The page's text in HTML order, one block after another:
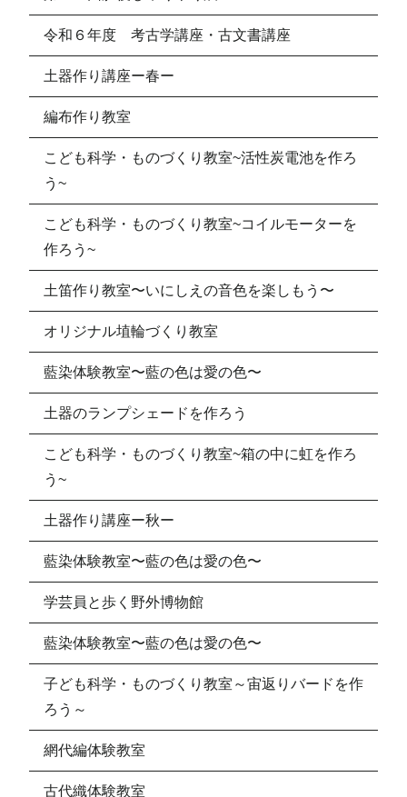
令和６年度 考古学講座・古文書講座
土器作り講座ー春ー
編布作り教室
こども科学・ものづくり教室~活性炭電池を作ろ
う~
こども科学・ものづくり教室~コイルモーターを
作ろう~
土笛作り教室〜いにしえの音色を楽しもう〜
オリジナル埴輪づくり教室
藍染体験教室〜藍の色は愛の色〜
土器のランプシェードを作ろう
こども科学・ものづくり教室~箱の中に虹を作ろ
う~
土器作り講座ー秋ー
藍染体験教室〜藍の色は愛の色〜
学芸員と歩く野外博物館
藍染体験教室〜藍の色は愛の色〜
子ども科学・ものづくり教室～宙返りバードを作
ろう～
網代編体験教室
古代織体験教室